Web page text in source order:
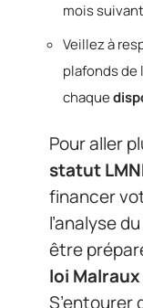
mois
Veillez à
plafonds de
chaque
Pour aller
statut
financer
l’analyse
être
loi Malraux
S’entourer